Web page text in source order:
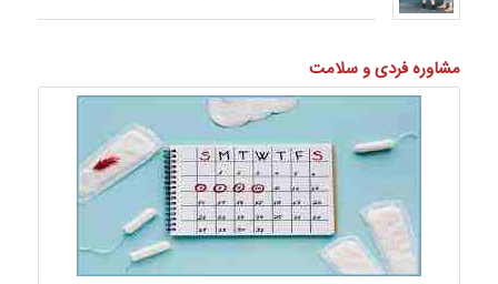
مشاوره فردی و سلامت